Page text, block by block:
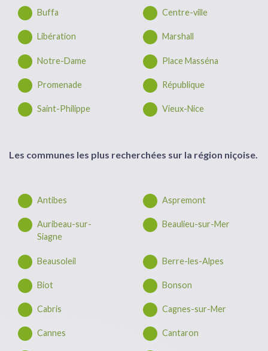
Buffa Centre-ville
Libération Marshall
Notre-Dame Place Masséna
Promenade République
Saint-Philippe Vieux-Nice
Les communes les plus recherchées sur la région niçoise.
Antibes Aspremont
Auribeau-sur-
Siagne
Beaulieu-sur-Mer
Beausoleil Berre-les-Alpes
Biot Bonson
Cabris Cagnes-sur-Mer
Cannes Cantaron